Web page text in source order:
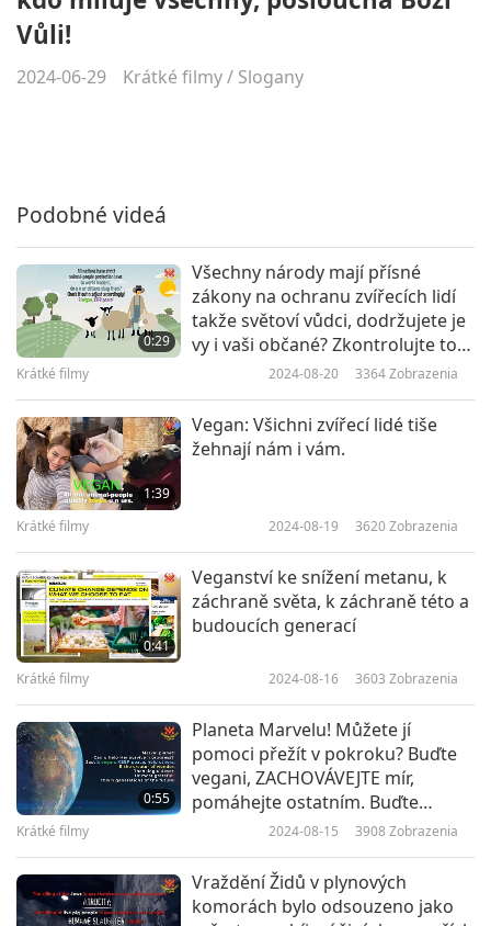
Vůli!
2024-06-29 Krátké filmy/ Slogany
Podobné videá
0:29
Všechny národy mají přísné
zákony na ochranu zvířecích lidí
takže světoví vůdci, dodržujete je
vy i vaši občané? Zkontrolujte to a
podle toho upravte! Buďte vegani,
Krátké filmy 2024-08-20 3364Zobrazenia
1:39
Vegan: Všichni zvířecí lidé tiše
žehnají nám i vám.
Krátké filmy 2024-08-19 3620Zobrazenia
0:41
Veganství ke snížení metanu, k
záchraně světa, k záchraně této a
budoucích generací
Krátké filmy 2024-08-16 3603 Zobrazenia
0:55
Planeta Marvelu! Můžete jí
pomoci přežít v pokroku? Buďte
vegani, ZACHOVÁVEJTE mír,
pomáhejte ostatním. Buďte
stvořitel zázraku. Děkuji vám
generace budoucnosti!
Krátké filmy 2024-08-15 3908 Zobrazenia
Vraždění Židů v plynových
komorách bylo odsouzeno jako